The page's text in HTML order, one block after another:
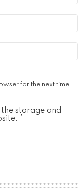
for the next time I
storage and
*